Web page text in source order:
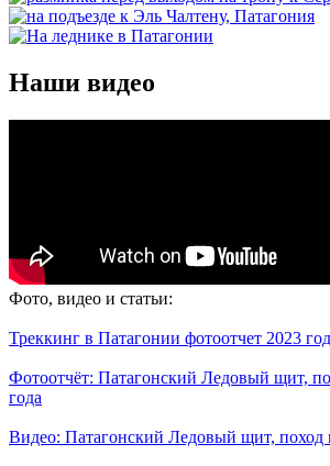
Наши видео
Фото, видео и статьи:
Треккинг в Патагонии фотоотчет 2023 год
Фотоотчёт: Патагонский Ледовый щит,
года
Видео: Патагонский Ледовый щит, поход